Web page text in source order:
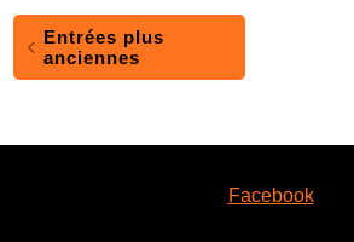
Entrées plus
anciennes
Facebook